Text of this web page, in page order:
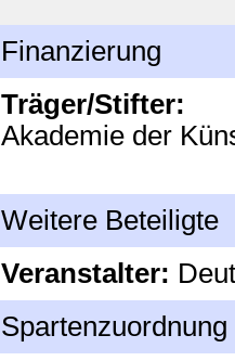
Finanzierung
Träger/Stifter:
Akademie der
Weitere Beteiligte
Veranstalter:
Spartenzuordnung